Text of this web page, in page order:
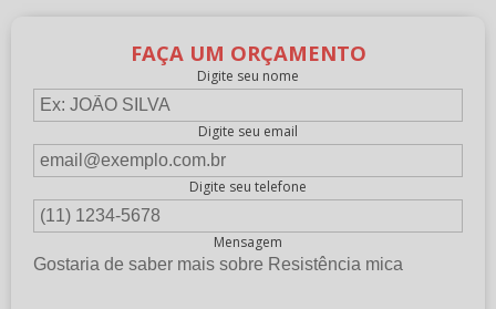
FAÇA UM ORÇAMENTO
Digite seu nome
Digite seu email
Digite seu telefone
Mensagem